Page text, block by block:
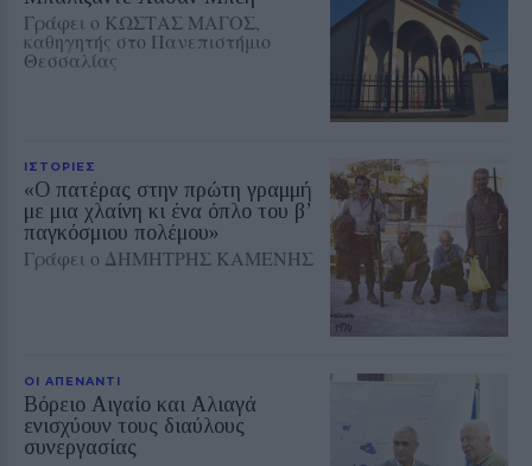
Γράφει ο ΚΩΣΤΑΣ ΜΑΓΟΣ,
καθηγητής στο Πανεπιστήμιο
Θεσσαλίας
ΙΣΤΟΡΙΕΣ
«Ο πατέρας στην πρώτη γραμμή
με μια χλαίνη κι ένα όπλο του β’
παγκόσμιου πολέμου»
Γράφει ο ΔΗΜΗΤΡΗΣ ΚΑΜΕΝΗΣ
ΟΙ ΑΠΕΝΑΝΤΙ
Βόρειο Αιγαίο και Αλιαγά
ενισχύουν τους διαύλους
συνεργασίας